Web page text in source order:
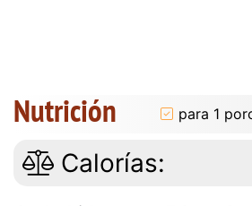
Nutrición para 1
Calorías: